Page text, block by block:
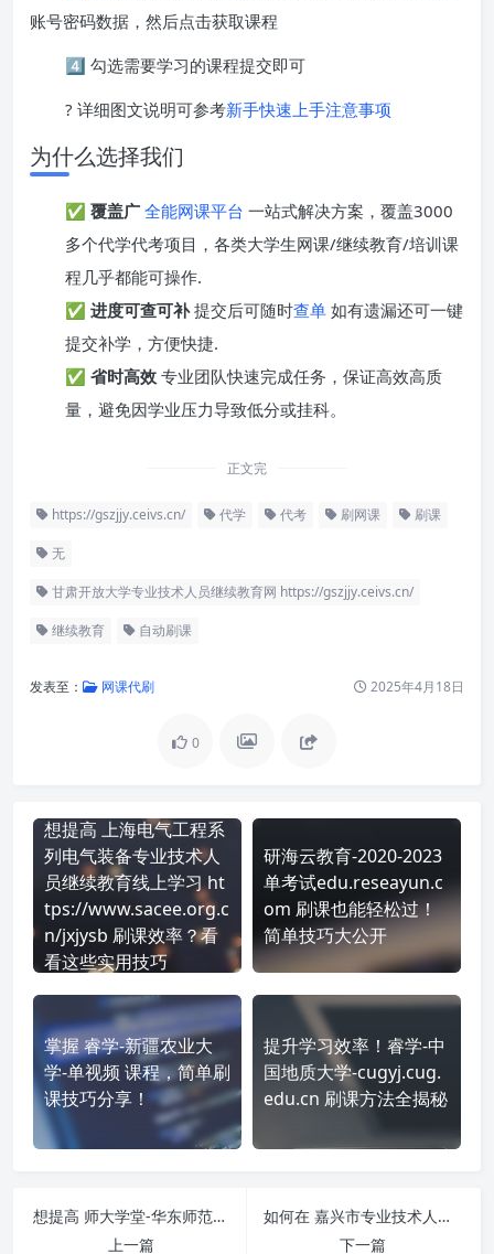
账号密码数据，然后点击获取课程
4️⃣ 勾选需要学习的课程提交即可
? 详细图文说明可参考新手快速上手注意事项
为什么选择我们
✅ 覆盖广 全能网课平台 一站式解决方案，覆盖3000
多个代学代考项目，各类大学生网课/继续教育/培训课
程几乎都能可操作.
✅ 进度可查可补提交后可随时查单 如有遗漏还可一键
提交补学，方便快捷.
✅ 省时高效 专业团队快速完成任务，保证高效高质
量，避免因学业压力导致低分或挂科。
正文完
https://gszjjy.ceivs.cn/ 代学 代考 刷网课 刷课
无
甘肃开放大学专业技术人员继续教育网 https://gszjjy.ceivs.cn/
继续教育 自动刷课
发表至： 网课代刷 2025年4月18日
0
想提高 上海电气工程系
列电气装备专业技术人
员继续教育线上学习 ht
tps://www.sacee.org.c
n/jxjysb 刷课效率？看
看这些实用技巧
研海云教育-2020-2023
单考试edu.reseayun.c
om 刷课也能轻松过！
简单技巧大公开
掌握 睿学-新疆农业大
学-单视频 课程，简单刷
课技巧分享！
提升学习效率！睿学-中
国地质大学-cugyj.cug.
edu.cn 刷课方法全揭秘
想提高 师大学堂-华东师范大学开放教育学院 https://wljy.ecnusole.com/mh 刷课效率？看看这些实用技巧
上一篇
如何在 嘉兴市专业技术人员继续教育平台-http://zy.jxkp.net/ 平台快速完成学习任务？
下一篇